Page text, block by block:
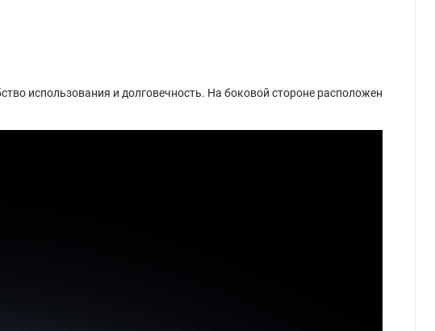
использования и долговечность. На боковой стороне расположен